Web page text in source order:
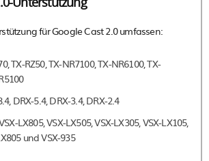
Unterstützung
für Google Cast 2.0 umfassen:
TX-RZ50, TX-NR7100, TX-NR6100, TX-
DRX-5.4, DRX-3.4, DRX-2.4
LX805, VSX-LX505, VSX-LX305, VSX-LX105,
und VSX-935